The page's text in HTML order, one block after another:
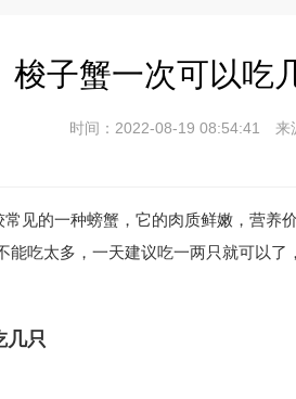
梭子蟹一次可以吃
时间：2022-08-19 08:54:41
见的一种螃蟹，它的肉质鲜嫩，营养
能吃太多，一天建议吃一两只就可以
几只